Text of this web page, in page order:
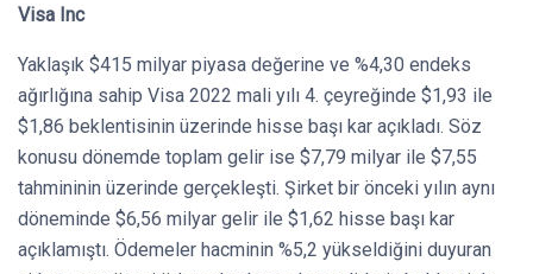
Visa Inc
Yaklaşık $415 milyar piyasa değerine ve %4,30 endeks
ağırlığına sahip Visa 2022 mali yılı 4. çeyreğinde $1,93 ile
$1,86 beklentisinin üzerinde hisse başı kar açıkladı. Söz
konusu dönemde toplam gelir ise $7,79 milyar ile $7,55
tahmininin üzerinde gerçekleşti. Şirket bir önceki yılın aynı
döneminde $6,56 milyar gelir ile $1,62 hisse başı kar
açıklamıştı. Ödemeler hacminin %5,2 yükseldiğini duyuran